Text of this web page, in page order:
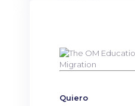
Quiero